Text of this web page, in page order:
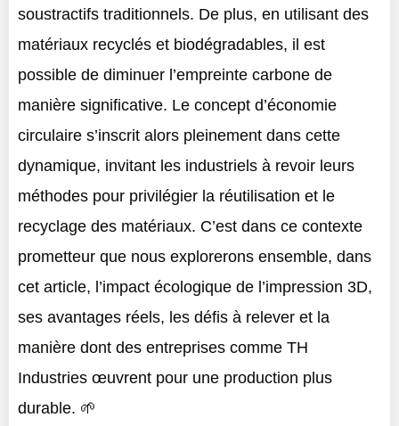
soustractifs traditionnels. De plus, en utilisant des
matériaux recyclés et biodégradables, il est
possible de diminuer l’empreinte carbone de
manière significative. Le concept d’économie
circulaire s’inscrit alors pleinement dans cette
dynamique, invitant les industriels à revoir leurs
méthodes pour privilégier la réutilisation et le
recyclage des matériaux. C’est dans ce contexte
prometteur que nous explorerons ensemble, dans
cet article, l’impact écologique de l’impression 3D,
ses avantages réels, les défis à relever et la
manière dont des entreprises comme TH
Industries œuvrent pour une production plus
durable. 🌱